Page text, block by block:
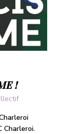
!
Charleroi.